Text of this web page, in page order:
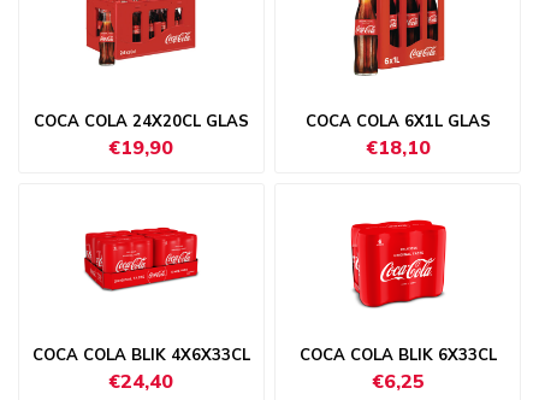
COCA COLA 24X20CL GLAS
€19,90
COCA COLA 6X1L GLAS
€18,10
COCA COLA BLIK 4X6X33CL
€24,40
COCA COLA BLIK 6X33CL
€6,25